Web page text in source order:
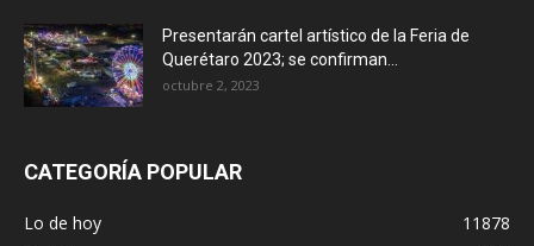
Presentarán cartel artístico de la Feria de
Querétaro 2023; se confirman...
octubre 2, 2023
CATEGORÍA POPULAR
Lo de hoy
11878